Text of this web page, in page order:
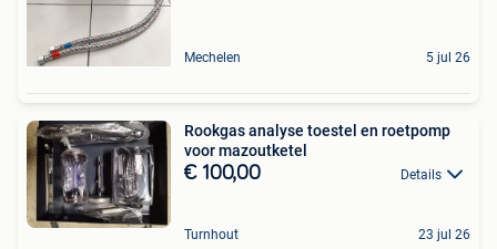
Mechelen 5 jul 26
Rookgas analyse toestel en roetpomp
voor mazoutketel
€ 100,00 Details
Turnhout 23 jul 26